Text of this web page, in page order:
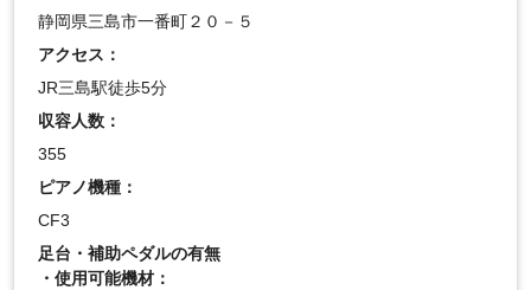
静岡県三島市一番町２０－５
アクセス：
JR三島駅徒歩5分
収容人数：
355
ピアノ機種：
CF3
足台・補助ペダルの有無
・使用可能機材：